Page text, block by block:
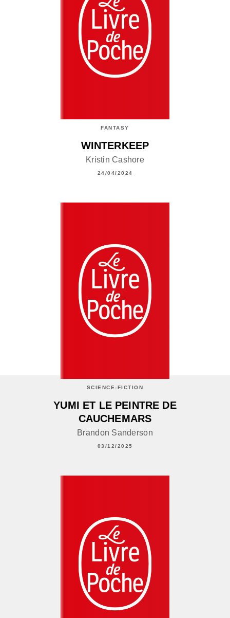
FANTASY
WINTERKEEP
Kristin Cashore
24/04/2024
SCIENCE-FICTION
YUMI ET LE PEINTRE DE
CAUCHEMARS
Brandon Sanderson
03/12/2025